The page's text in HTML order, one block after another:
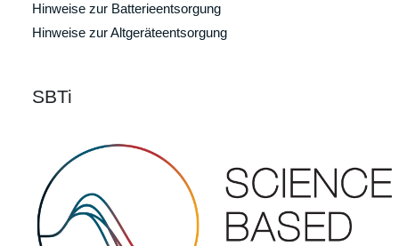
Hinweise zur Batterieentsorgung
Hinweise zur Altgeräteentsorgung
SBTi